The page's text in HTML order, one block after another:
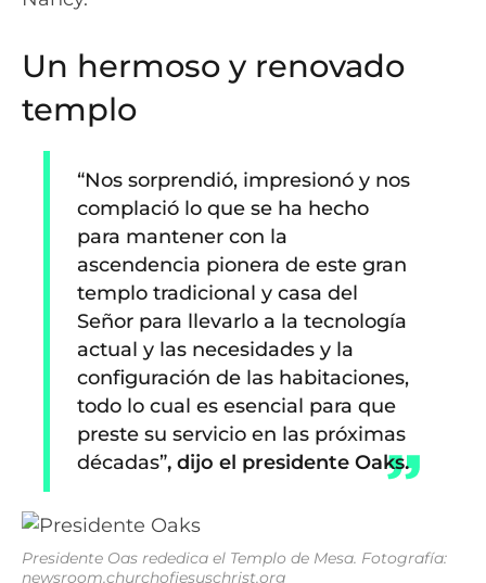
Un hermoso y renovado
templo
“Nos sorprendió, impresionó y nos
complació lo que se ha hecho
para mantener con la
ascendencia pionera de este gran
templo tradicional y casa del
Señor para llevarlo a la tecnología
actual y las necesidades y la
configuración de las habitaciones,
todo lo cual es esencial para que
preste su servicio en las próximas
décadas”, dijo el presidente Oaks.
Presidente Oas rededica el Templo de Mesa. Fotografía:
newsroom.churchofjesuschrist.org